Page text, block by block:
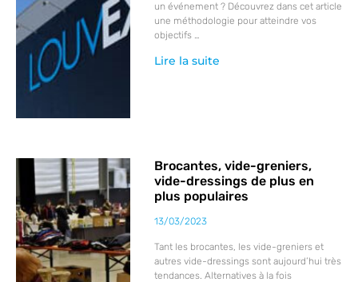
un événement ? Découvrez dans cet article
une méthodologie pour atteindre vos
objectifs …
Lire la suite
Brocantes, vide-greniers,
vide-dressings de plus en
plus populaires
13/03/2023
Tant les brocantes, les vide-greniers et
autres vide-dressings sont aujourd’hui très
tendances. Alternatives à la fois